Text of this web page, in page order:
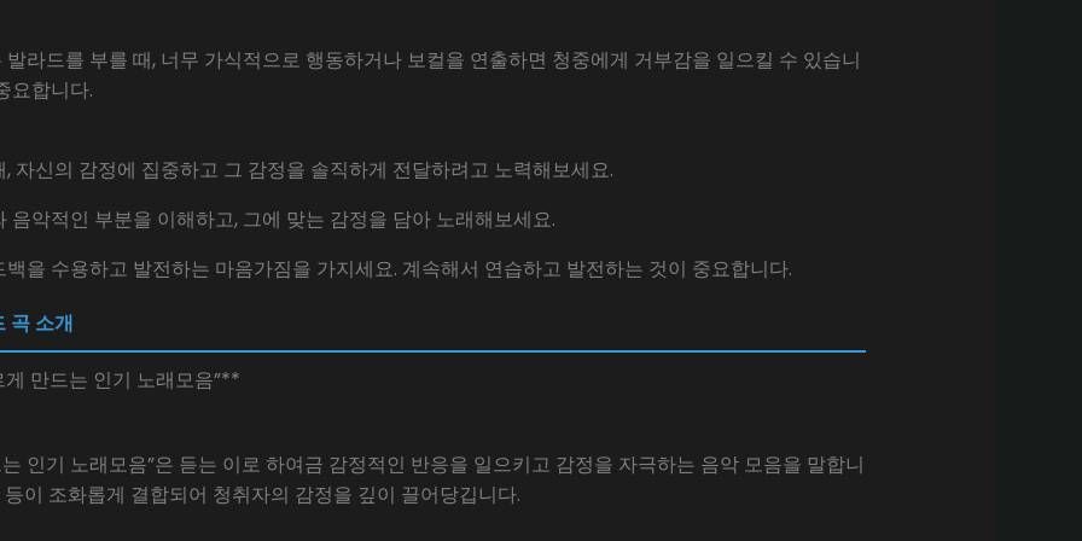
라드를 부를 때, 너무 가식적으로 행동하거나 보컬을 연출하면 청중에게 거부감을 일으킬 수 있습니
요합니다.
자신의 감정에 집중하고 그 감정을 솔직하게 전달하려고 노력해보세요.
악적인 부분을 이해하고, 그에 맞는 감정을 담아 노래해보세요.
을 수용하고 발전하는 마음가짐을 가지세요. 계속해서 연습하고 발전하는 것이 중요합니다.
곡 소개
만드는 인기 노래모음”**
인기 노래모음”은 듣는 이로 하여금 감정적인 반응을 일으키고 감정을 자극하는 음악 모음을 말합니
이 조화롭게 결합되어 청취자의 감정을 깊이 끌어당깁니다.